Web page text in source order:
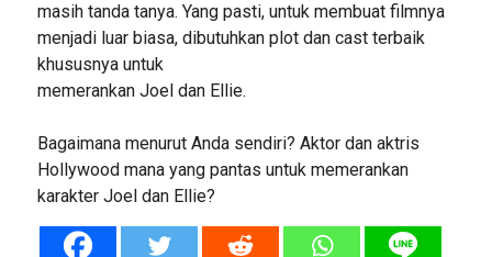
masih tanda tanya. Yang pasti, untuk membuat filmnya
menjadi luar biasa, dibutuhkan plot dan cast terbaik
khususnya untuk
memerankan Joel dan Ellie.
Bagaimana menurut Anda sendiri? Aktor dan aktris
Hollywood mana yang pantas untuk memerankan
karakter Joel dan Ellie?